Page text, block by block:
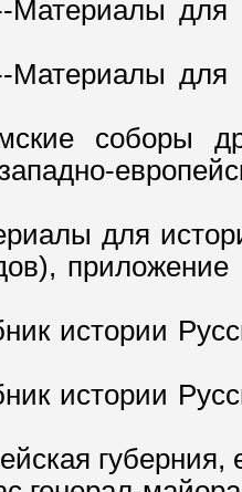
для
для
соборы
для
истории
истории